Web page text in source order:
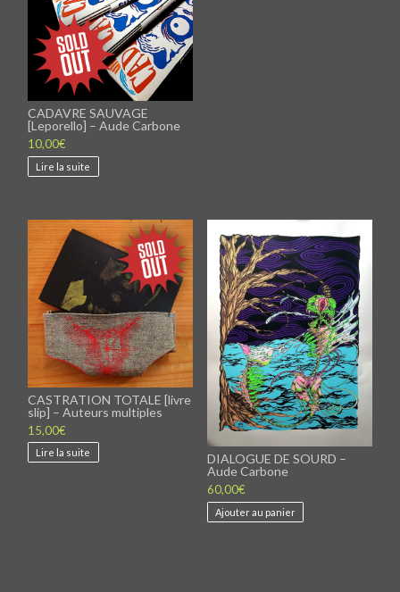
CADAVRE SAUVAGE
[Leporello] – Aude Carbone
10,00€
Lire la suite
CASTRATION TOTALE [livre
slip] – Auteurs multiples
15,00€
Lire la suite
DIALOGUE DE SOURD –
Aude Carbone
60,00€
Ajouter au panier